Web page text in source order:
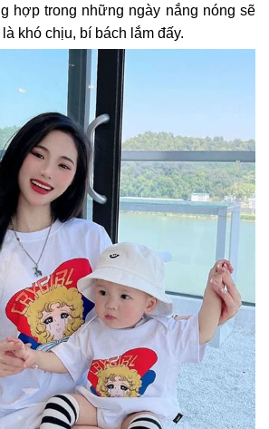
hợp trong những ngày nắng nóng sẽ
khó chịu, bí bách lắm đấy.